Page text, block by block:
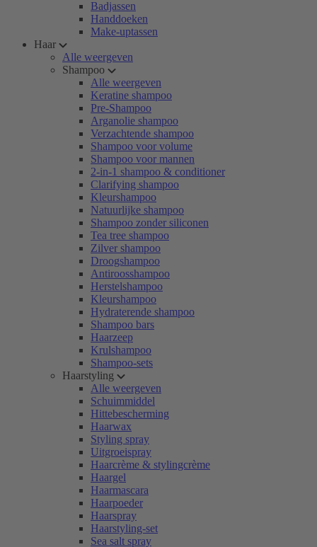
Badjassen
Handdoeken
Make-uptassen
Haar
Alle weergeven
Shampoo
Alle weergeven
Keratine shampoo
Pre-Shampoo
Arganolie shampoo
Verzachtende shampoo
Shampoo voor volume
Shampoo voor mannen
2-in-1 shampoo & conditioner
Clarifying shampoo
Kleurshampoo
Natuurlijke shampoo
Shampoo zonder siliconen
Tea tree shampoo
Zilver shampoo
Droogshampoo
Antiroosshampoo
Herstelshampoo
Kleurshampoo
Hydraterende shampoo
Shampoo bars
Haarzeep
Krulshampoo
Shampoo-sets
Haarstyling
Alle weergeven
Schuimmiddel
Hittebescherming
Haarwax
Styling spray
Uitgroeispray
Haarcrème & stylingcrème
Haargel
Haarmascara
Haarpoeder
Haarspray
Haarstyling-set
Sea salt spray